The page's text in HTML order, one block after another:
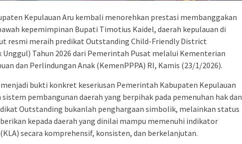
Kepulauan Aru kembali menorehkan prestasi membanggakan
kepemimpinan Bupati Timotius Kaidel, daerah kepulauan di
resmi meraih predikat Outstanding Child-Friendly District
Unggul) Tahun 2026 dari Pemerintah Pusat melalui Kementerian
dan Perlindungan Anak (KemenPPPA) RI, Kamis (23/1/2026).
bukti konkret keseriusan Pemerintah Kabupaten Kepulauan
pembangunan daerah yang berpihak pada pemenuhan hak dan
Outstanding bukanlah penghargaan simbolik, melainkan status
kepada daerah yang dinilai mampu memenuhi indikator
secara komprehensif, konsisten, dan berkelanjutan.